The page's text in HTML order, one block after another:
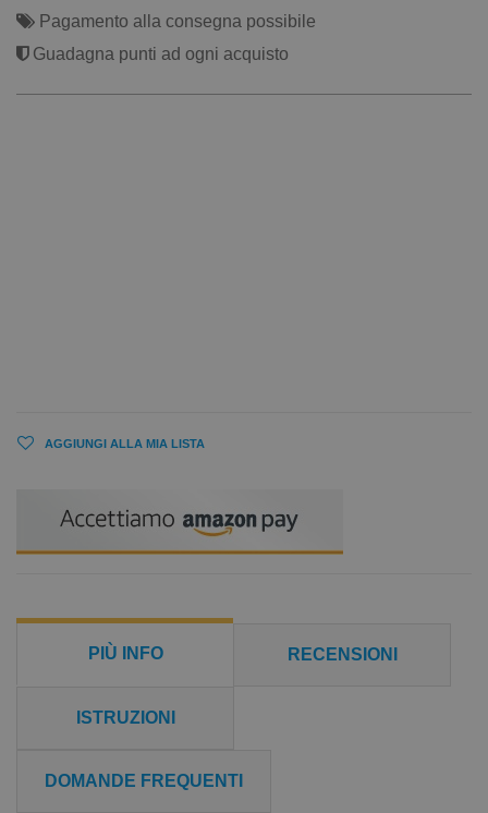
Pagamento alla consegna possibile
Guadagna punti ad ogni acquisto
AGGIUNGI ALLA MIA LISTA
PIÙ INFO RECENSIONI
ISTRUZIONI
DOMANDE FREQUENTI